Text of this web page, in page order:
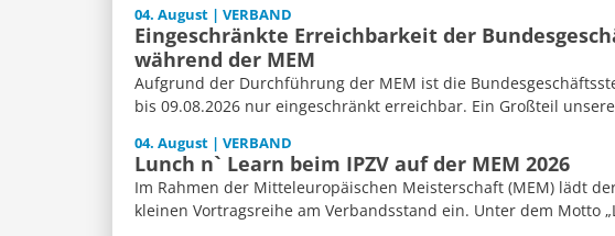
04. August | VERBAND
Eingeschränkte Erreichbarkeit der
während der MEM
Aufgrund der Durchführung der MEM ist die
bis 09.08.2026 nur eingeschränkt erreichbar. Ein Großteil
04. August | VERBAND
Lunch n` Learn beim IPZV auf der MEM 2026
Im Rahmen der Mitteleuropäischen Meisterschaft (MEM) lädt
kleinen Vortragsreihe am Verbandsstand ein. Unter dem Motto